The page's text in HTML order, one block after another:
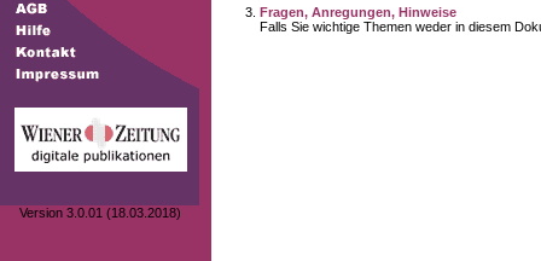
Version 3.0.01 (18.03.2018)
Fragen, Anregungen, Hinweise
Falls Sie wichtige Themen weder in diesem